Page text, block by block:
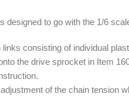
to go with the 1/6
consisting of individual
the drive sprocket in Item
of the chain tension